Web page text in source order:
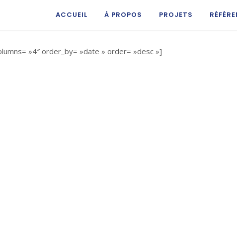
ACCUEIL À PROPOS PROJETS
»4″ order_by= »date » order= »desc »]